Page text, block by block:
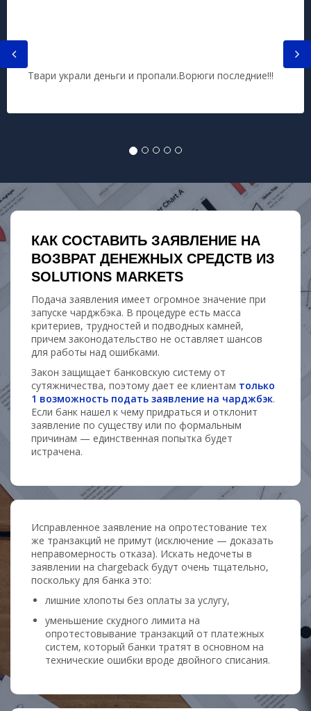
Твари украли деньги и пропали.Ворюги последние!!!
КАК СОСТАВИТЬ ЗАЯВЛЕНИЕ НА
ВОЗВРАТ ДЕНЕЖНЫХ СРЕДСТВ ИЗ
SOLUTIONS MARKETS
Подача заявления имеет огромное значение при
запуске чарджбэка. В процедуре есть масса
критериев, трудностей и подводных камней,
причем законодательство не оставляет шансов
для работы над ошибками.
Закон защищает банковскую систему от
сутяжничества, поэтому дает ее клиентам только
1 возможность подать заявление на чарджбэк.
Если банк нашел к чему придраться и отклонит
заявление по существу или по формальным
причинам — единственная попытка будет
истрачена.
Исправленное заявление на опротестование тех
же транзакций не примут (исключение — доказать
неправомерность отказа). Искать недочеты в
заявлении на chargeback будут очень тщательно,
поскольку для банка это:
лишние хлопоты без оплаты за услугу,
уменьшение скудного лимита на
опротестовывание транзакций от платежных
систем, который банки тратят в основном на
технические ошибки вроде двойного списания.